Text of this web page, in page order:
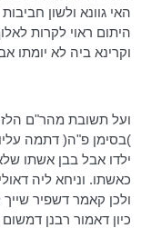
האיגוונא ולשון
היתום ראוי לקרות
וקרינא ביה לא יומתו
ועל תשובת מהר"ם
)בסימן פ"ה(דתמה
ילדו אבל בבן אשתו
כאשתו. וניחא ליהדאולי
ולכן קאמר דשפיר שייך
כיוןדאמור רבנןדמשום